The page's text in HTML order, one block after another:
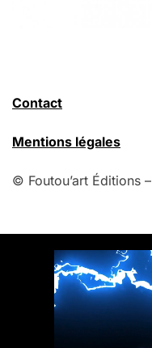
Contact
Mentions légales
© Foutou’art Éditions –